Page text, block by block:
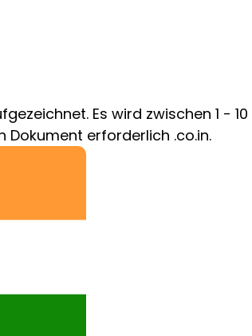
Es wird zwischen 1 -
Dokument erforderlich .co.in.